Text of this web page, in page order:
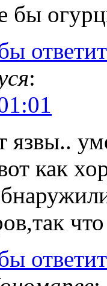
:
язвы..
как